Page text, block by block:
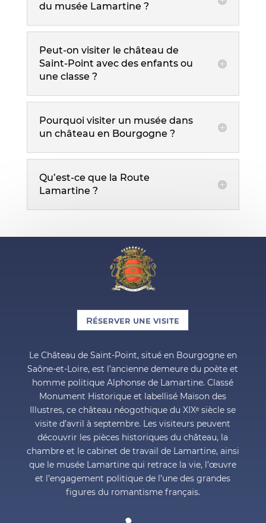
du musée Lamartine ?
Peut-on visiter le château de
Saint-Point avec des enfants ou
une classe ?
Pourquoi visiter un musée dans
un château en Bourgogne ?
Qu’est-ce que la Route
Lamartine ?
Réserver une visite
Le Château de Saint-Point, situé en Bourgogne en
Saône-et-Loire, est l’ancienne demeure du poète et
homme politique Alphonse de Lamartine. Classé
Monument Historique et labellisé Maison des
Illustres, ce château néogothique du XIXᵉ siècle se
visite d’avril à septembre. Les visiteurs peuvent
découvrir les pièces historiques du château, la
chambre et le cabinet de travail de Lamartine, ainsi
que le musée Lamartine qui retrace la vie, l’œuvre
et l’engagement politique de l’une des grandes
figures du romantisme français.